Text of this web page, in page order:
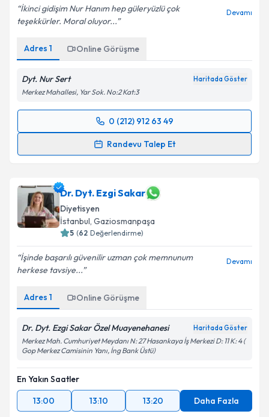
İkinci gidişim Nur Hanım hep güleryüzlü çok
teşekkürler. Moral oluyor...
Devamı
Adres 1 Online Görüşme
Dyt. Nur Sert Haritada Göster
Merkez Mahallesi, Yar Sok. No:2 Kat:3
0 (212) 912 63 49
Randevu Talep Et
Randevu Takvimi Talebi
hazırlandığında e-posta ile bilgilendireceğiz.
E-posta Adresiniz
Kişisel verilerimin işlenmesine ilişkin
kapsamda işlenmesini kabul ediyorum.
Takvim Talebini Gönder
Dr. Dyt. Ezgi Sakar
Diyetisyen
İstanbul, Gaziosmanpaşa
5 (62 Değerlendirme)
İşinde başarılı güvenilir uzman çok memnunum
herkese tavsiye...
Devamı
Adres 1 Online Görüşme
Dr. Dyt. Ezgi Sakar Özel Muayenehanesi Haritada Göster
Merkez Mah. Cumhuriyet Meydanı N: 27 Hasankaya İş Merkezi D: 11 K: 4 (
Gop Merkez Camisinin Yanı, İng Bank Üstü)
En Yakın Saatler
13:00
13:10 13:20 Daha Fazla